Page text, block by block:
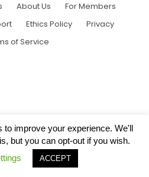
About Us
For Members
Ethics Policy
Privacy
of Service
to improve your experience. We'll
but you can opt-out if you wish.
ACCEPT